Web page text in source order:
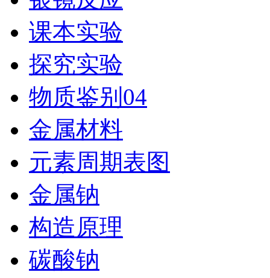
课本实验
探究实验
物质鉴别04
金属材料
元素周期表图
金属钠
构造原理
碳酸钠